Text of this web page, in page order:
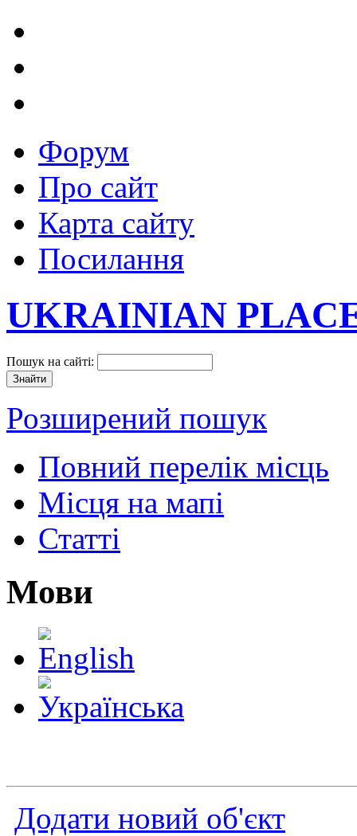
Форум
Про сайт
Карта сайту
Посилання
UKRAINIAN
Пошук на сайті:
Розширений пошук
Повний перелік місць
Місця на мапі
Статті
Мови
Додати новий об'єкт